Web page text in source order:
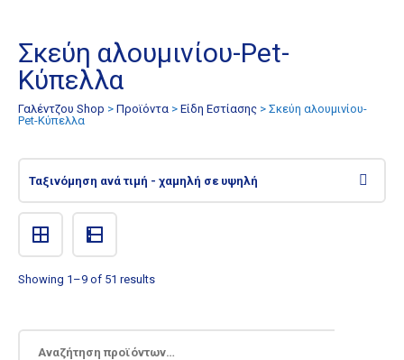
Σκεύη αλουμινίου-Pet-
Κύπελλα
Γαλέντζου Shop > Προϊόντα > Είδη Εστίασης > Σκεύη αλουμινίου-
Pet-Κύπελλα
Showing 1–9 of 51 results